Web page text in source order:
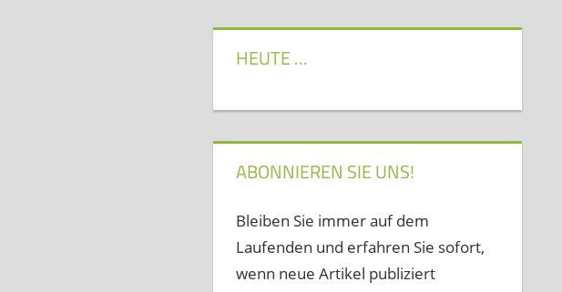
HEUTE …
ABONNIEREN SIE UNS!
Bleiben Sie immer auf dem
Laufenden und erfahren Sie sofort,
wenn neue Artikel publiziert